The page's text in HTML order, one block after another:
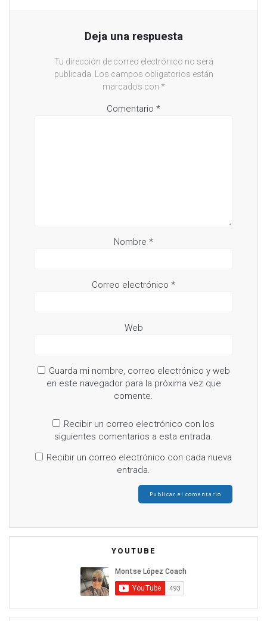
e
n
n
a
n
u
a
Deja una respuesta
Tu dirección de correo electrónico no será
publicada.
Los campos obligatorios están
marcados con *
Comentario *
Nombre *
Correo electrónico *
Web
Guarda mi nombre, correo electrónico y web
en este navegador para la próxima vez que
comente.
Recibir un correo electrónico con los
siguientes comentarios a esta entrada.
Recibir un correo electrónico con cada nueva
entrada.
YOUTUBE